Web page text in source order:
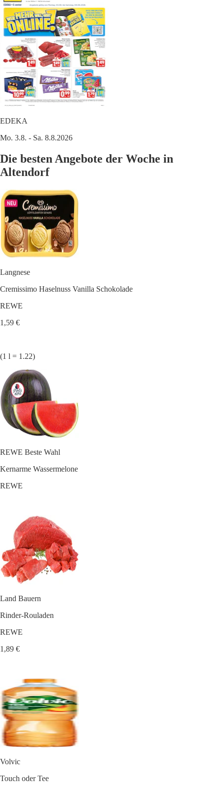
EDEKA
Mo. 3.8. - Sa. 8.8.2026
Die besten Angebote der Woche in
Altendorf
Langnese
Cremissimo Haselnuss Vanilla Schokolade
REWE
1,59 €
(1 l = 1.22)
REWE Beste Wahl
Kernarme Wassermelone
REWE
Land Bauern
Rinder-Rouladen
REWE
1,89 €
Volvic
Touch oder Tee